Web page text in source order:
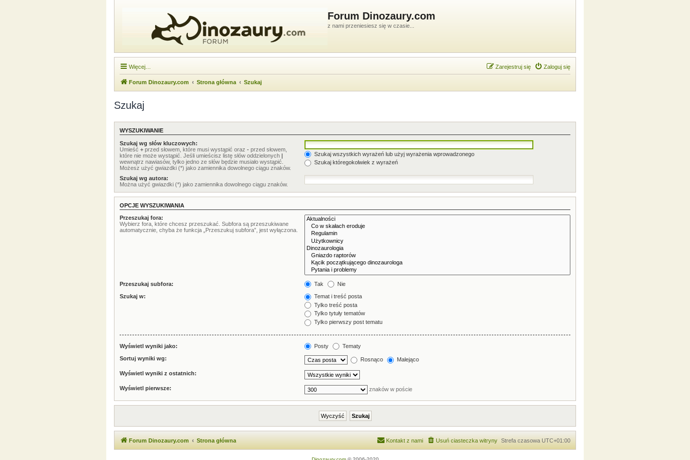
Forum Dinozaury.com
z nami przeniesiesz się w czasie...
Więcej… Zaloguj się
Zarejestruj się
Forum Dinozaury.com Strona główna Szukaj
Szukaj
WYSZUKIWANIE
Szukaj wg słów kluczowych:
Umieść + przed słowem, które musi wystąpić oraz - przed słowem,
które nie może wystąpić. Jeśli umieścisz listę słów oddzielonych |
wewnątrz nawiasów, tylko jedno ze słów będzie musiało wystąpić.
Możesz użyć gwiazdki (*) jako zamiennika dowolnego ciągu znaków.
Szukaj wszystkich wyrażeń lub użyj wyrażenia wprowadzonego
Szukaj któregokolwiek z wyrażeń
Szukaj wg autora:
Można użyć gwiazdki (*) jako zamiennika dowolnego ciągu znaków.
OPCJE WYSZUKIWANIA
Przeszukaj fora:
Wybierz fora, które chcesz przeszukać. Subfora są przeszukiwane
automatycznie, chyba że funkcja „Przeszukuj subfora”, jest wyłączona.
Przeszukaj subfora: Tak Nie
Szukaj w:
Temat i treść posta
Tylko treść posta
Tylko tytuły tematów
Tylko pierwszy post tematu
Wyświetl wyniki jako: Posty Tematy
Sortuj wyniki wg: Rosnąco Malejąco
Wyświetl wyniki z ostatnich:
Wyświetl pierwsze: znaków w poście
Forum Dinozaury.com Strona główna Strefa czasowa UTC+01:00
Usuń ciasteczka witryny
Kontakt z nami